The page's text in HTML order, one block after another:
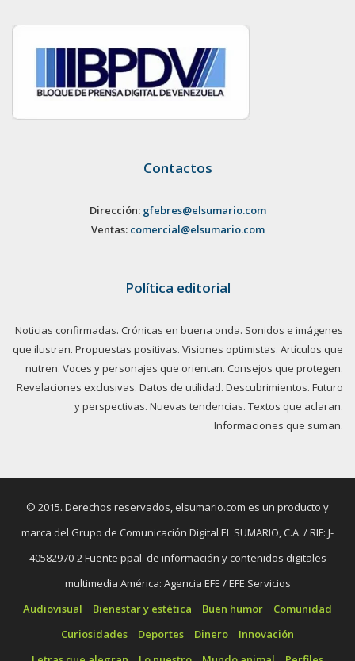
Contactos
Dirección: gfebres@elsumario.com
Ventas: comercial@elsumario.com
Política editorial
Noticias confirmadas. Crónicas en buena onda. Sonidos e imágenes
que ilustran. Propuestas positivas. Visiones optimistas. Artículos que
nutren. Voces y personajes que orientan. Consejos que protegen.
Revelaciones exclusivas. Datos de utilidad. Descubrimientos. Futuro
y perspectivas. Nuevas tendencias. Textos que aclaran.
Informaciones que suman.
© 2015. Derechos reservados, elsumario.com es un producto y
marca del Grupo de Comunicación Digital EL SUMARIO, C.A. / RIF: J-
40582970-2 Fuente ppal. de información y contenidos digitales
multimedia América: Agencia EFE / EFE Servicios
Audiovisual
Bienestar y estética Buen humor
Comunidad
Curiosidades
Deportes Dinero
Innovación